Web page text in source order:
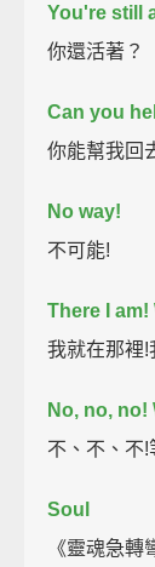
You're still
你還活著？
Can you
你能幫我回
No way!
不可能!
There I
我就在那裡!
No, no, no!
不、不、不!
Soul
《靈魂急轉